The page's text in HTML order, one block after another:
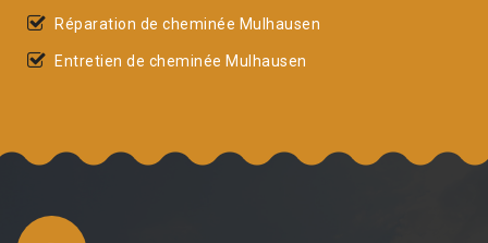
Réparation de cheminée Mulhausen
Entretien de cheminée Mulhausen